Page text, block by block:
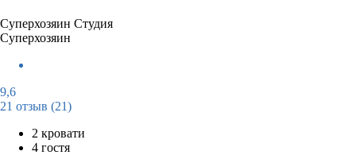
Суперхозяин Студия
Суперхозяин
9,6
21 отзыв (21)
2 кровати
4 гостя